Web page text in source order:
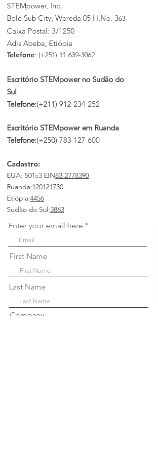
STEMpower, Inc.
Bole Sub City, Wereda 05 H.No. 363
Caixa Postal: 3/1250
Adis Abeba, Etiópia
Telefone: (+251) 11 639-3062
Escritório STEMpower no Sudão do
Sul
Telefone:(+211) 912-234-252
Escritório STEMpower em Ruanda
Telefone:(+250) 783-127-600
Cadastro:
EUA: 501c3 EIN83-2778390
Ruanda:120121730
Etiópia:4456
Sudão do Sul:3863
Enter your email here
First Name
Last Name
Company